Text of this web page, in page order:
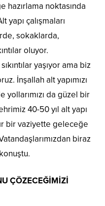
noktasında
yapı çalışmaları
sokaklarda,
oluyor.
yaşıyor ama biz
İnşallah alt yapımızı
da güzel bir
40-50 yıl alt yapı
bir vaziyette geleceğe
biraz
ÇÖZECEĞİMİZİ